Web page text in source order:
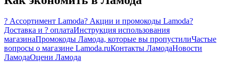
?️ Ассортимент Lamoda? Акции и промокоды Lamoda?
Доставка и ? оплатаИнструкция использования
магазинаПромокоды Ламода, которые вы пропустилиЧастые
вопросы о магазине Lamoda.ruКонтакты ЛамодаНовости
ЛамодаОцени Ламода